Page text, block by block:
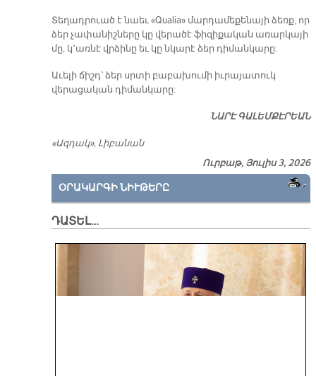
Տեղադրուած է նաեւ «Qualia» մարդամեքենայի ձեռք, որ
ձեր չափանիշները կը վերածէ ֆիզիքական առարկայի
մը, կ՚առնէ վրձինը եւ կը նկարէ ձեր դիմանկարը:
Աւելի ճիշդ՝ ձեր սրտի բաբախումի իւրայատուկ
վերացական դիմանկարը:
ՆԱՐԷ ԳԱԼԵՄՔԷՐԵԱՆ
«Ազդակ», Լիբանան
Ուրբաթ, Յուլիս 3, 2026
ՕՐԱԿԱՐԳԻ ՆԻՒԹԵՐԸ
ԴԱՏԵԼ…